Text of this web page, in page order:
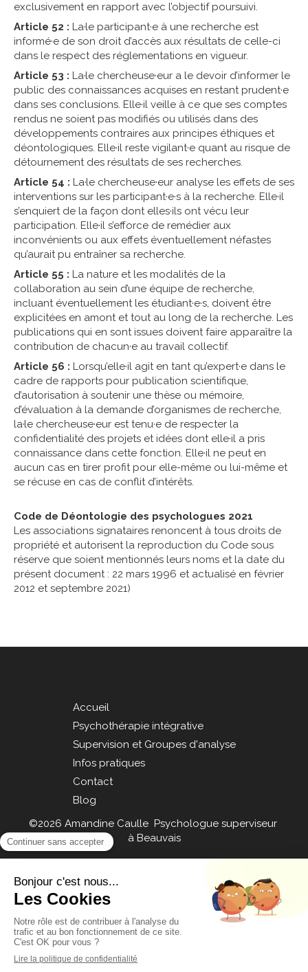
exclusivement en rapport avec l’objectif poursuivi.
Article 52 : La·le participant·e à une recherche est
informé·e de son droit d’accès aux résultats de celle-ci
dans le respect des réglementations en vigueur.
Article 53 : La·le chercheuse·eur a le devoir d’informer le
public des connaissances acquises en restant prudent·e
dans ses conclusions. Elle·il veille à ce que ses comptes
rendus ne soient pas modifiés ou utilisés dans des
développements contraires aux principes éthiques et
déontologiques. Elle·il reste vigilant·e quant au risque de
détournement des résultats de ses recherches.
Article 54 : La·le chercheuse·eur analyse les effets de ses
interventions sur les participant·e·s à la recherche. Elle·il
s’enquiert de la façon dont elles·ils ont vécu leur
participation. Elle·il s’efforce de remédier aux
inconvénients ou aux effets éventuellement néfastes
qu’aurait pu entraîner sa recherche.
Article 55 : La nature et les modalités de la
collaboration au sein d’une équipe de recherche,
incluant éventuellement les étudiant·e·s, doivent être
explicitées en amont et tout au long de la recherche. Les
publications qui en sont issues doivent faire apparaître la
contribution de chacun·e au travail collectif.
Article 56 : Lorsqu’elle·il agit en tant qu’expert·e dans le
cadre de rapports pour publication scientifique,
d’autorisation à soutenir une thèse ou mémoire,
d’évaluation à la demande d’organismes de recherche,
la·le chercheuse·eur est tenu·e de respecter la
confidentialité des projets et idées dont elle·il a pris
connaissance dans cette fonction. Elle·il ne peut en
aucun cas en tirer profit pour elle-même ou lui-même et
se récuse en cas de conflit d’intérêts.
Code de Déontologie des psychologues 2021
Les associations signataires renoncent à tous droits de
propriété et autorisent la reproduction du Code sous
réserve que soient mentionnés leurs noms et la date du
présent document : 22 mars 1996 et actualisé en février
2012 et septembre 2021)
Accueil
Psychothérapie intégrative
Supervision et Groupes d'analyse
Infos pratiques
Contact
Blog
©2026 Amandine Caulle Psychologue superviseur
à Beauvais